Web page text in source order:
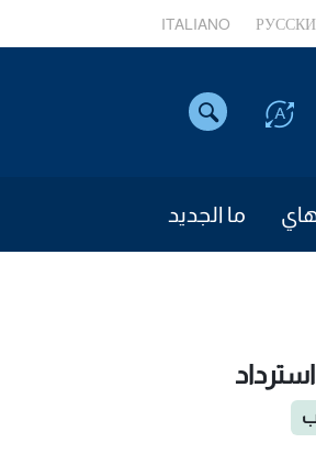
ITALIANO
ما الجديد